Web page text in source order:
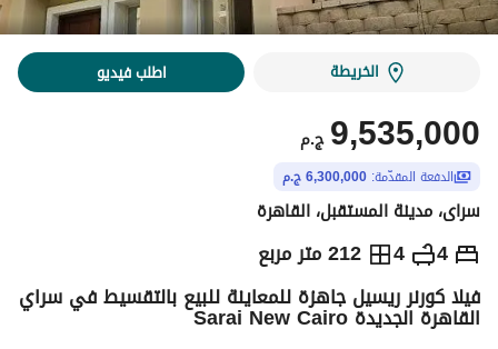
الخريطة اطلب فيديو
ج.م 9,535,000
الدفعة المقدّمة: 6,300,000 ج.م
سراى، مدينة المستقبل، القاهرة
4
4 212 متر مربع ج.م 9,535,000
التفاصيل الاتجاهات والمؤشرات رهن عقاري
فيلا كورنر ريسيل جاهزة للمعاينة للبيع بالتقسيط في سراي
القاهرة الجديدة Sarai New Cairo